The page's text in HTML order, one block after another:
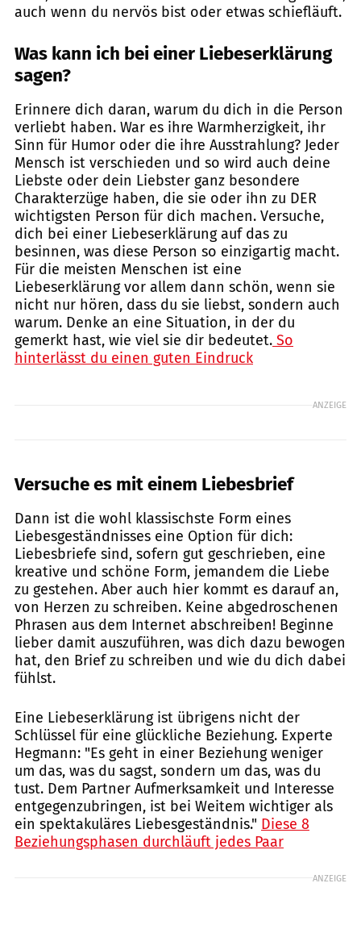
auch wenn du nervös bist oder etwas schiefläuft.
Was kann ich bei einer Liebeserklärung
sagen?
Erinnere dich daran, warum du dich in die Person
verliebt haben. War es ihre Warmherzigkeit, ihr
Sinn für Humor oder die ihre Ausstrahlung? Jeder
Mensch ist verschieden und so wird auch deine
Liebste oder dein Liebster ganz besondere
Charakterzüge haben, die sie oder ihn zu DER
wichtigsten Person für dich machen. Versuche,
dich bei einer Liebeserklärung auf das zu
besinnen, was diese Person so einzigartig macht.
Für die meisten Menschen ist eine
Liebeserklärung vor allem dann schön, wenn sie
nicht nur hören, dass du sie liebst, sondern auch
warum. Denke an eine Situation, in der du
gemerkt hast, wie viel sie dir bedeutet. So
hinterlässt du einen guten Eindruck
ANZEIGE
Versuche es mit einem Liebesbrief
Dann ist die wohl klassischste Form eines
Liebesgeständnisses eine Option für dich:
Liebesbriefe sind, sofern gut geschrieben, eine
kreative und schöne Form, jemandem die Liebe
zu gestehen. Aber auch hier kommt es darauf an,
von Herzen zu schreiben. Keine abgedroschenen
Phrasen aus dem Internet abschreiben! Beginne
lieber damit auszuführen, was dich dazu bewogen
hat, den Brief zu schreiben und wie du dich dabei
fühlst.
Eine Liebeserklärung ist übrigens nicht der
Schlüssel für eine glückliche Beziehung. Experte
Hegmann: "Es geht in einer Beziehung weniger
um das, was du sagst, sondern um das, was du
tust. Dem Partner Aufmerksamkeit und Interesse
entgegenzubringen, ist bei Weitem wichtiger als
ein spektakuläres Liebesgeständnis." Diese 8
Beziehungsphasen durchläuft jedes Paar
ANZEIGE